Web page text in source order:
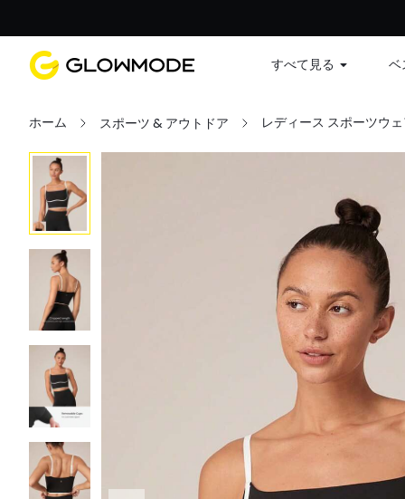
すべて見る ベ
ホーム スポーツ & アウトドア レディース スポーツウ